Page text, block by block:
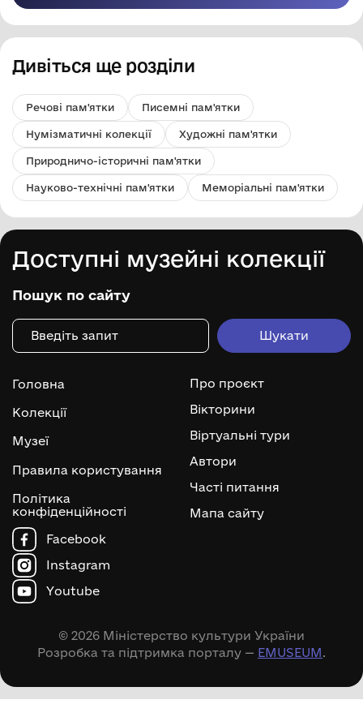
Дивіться ще розділи
Речові пам'ятки Писемні пам'ятки
Нумізматичні колекції Художні пам'ятки
Природничо-історичні пам'ятки
Науково-технічні пам'ятки Меморіальні пам'ятки
Доступні музейні колекції
Пошук по сайту
Головна
Колекції
Музеї
Правила користування
Політика
конфіденційності
Про проєкт
Вікторини
Віртуальні тури
Автори
Часті питання
Мапа сайту
Facebook
Instagram
Youtube
© 2026 Міністерство культури України
Розробка та підтримка порталу — EMUSEUM.